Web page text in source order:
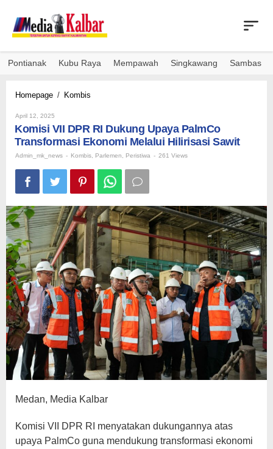
content
Pontianak Kubu Raya Mempawah Singkawang Sambas
Homepage / Kombis
RI
Dukung
PalmCo
Transformasi
Ekonomi
Melalui
Hilirisasi
Sawit
April 12, 2025
Komisi VII DPR RI Dukung Upaya PalmCo
Transformasi Ekonomi Melalui Hilirisasi Sawit
Admin_mk_news - Kombis Parlemen Peristiwa - 261 Views
Medan, Media Kalbar
Komisi VII DPR RI menyatakan dukungannya atas
upaya PalmCo guna mendukung transformasi ekonomi